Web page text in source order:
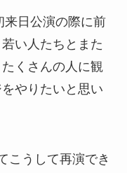
来日公演の際に前
い人たちとまた
くさんの人に観
やりたいと思い
こうして再演でき